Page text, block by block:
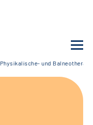
Physikalische- und